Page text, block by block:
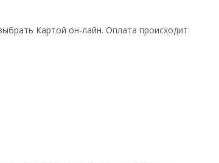
Картой он-лайн. Оплата происходит